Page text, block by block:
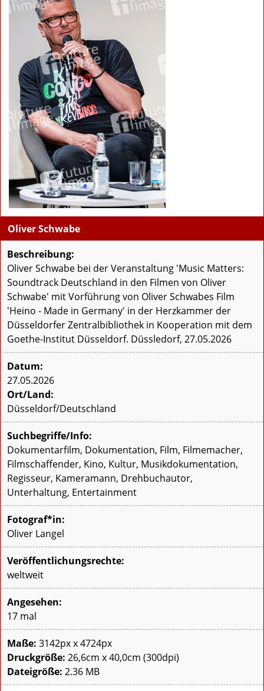
Oliver Schwabe
Beschreibung:
Oliver Schwabe bei der Veranstaltung 'Music Matters:
Soundtrack Deutschland in den Filmen von Oliver
Schwabe' mit Vorführung von Oliver Schwabes Film
'Heino - Made in Germany' in der Herzkammer der
Düsseldorfer Zentralbibliothek in Kooperation mit dem
Goethe-Institut Düsseldorf. Düssledorf, 27.05.2026
Datum:
27.05.2026
Ort/Land:
Düsseldorf/Deutschland
Suchbegriffe/Info:
Dokumentarfilm, Dokumentation, Film, Filmemacher,
Filmschaffender, Kino, Kultur, Musikdokumentation,
Regisseur, Kameramann, Drehbuchautor,
Unterhaltung, Entertainment
Fotograf*in:
Oliver Langel
Veröffentlichungsrechte:
weltweit
Angesehen:
17 mal
Maße: 3142px x 4724px
Druckgröße: 26,6cm x 40,0cm (300dpi)
Dateigröße: 2.36 MB